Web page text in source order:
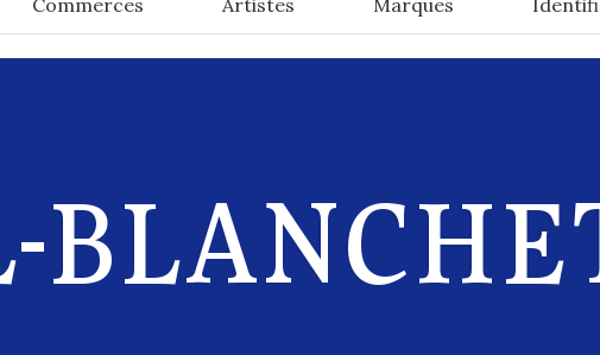
Commerces Artistes Marques